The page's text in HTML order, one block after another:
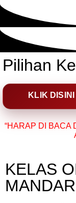
Pilihan
KLIK
“HARAP DI BACA
KELAS